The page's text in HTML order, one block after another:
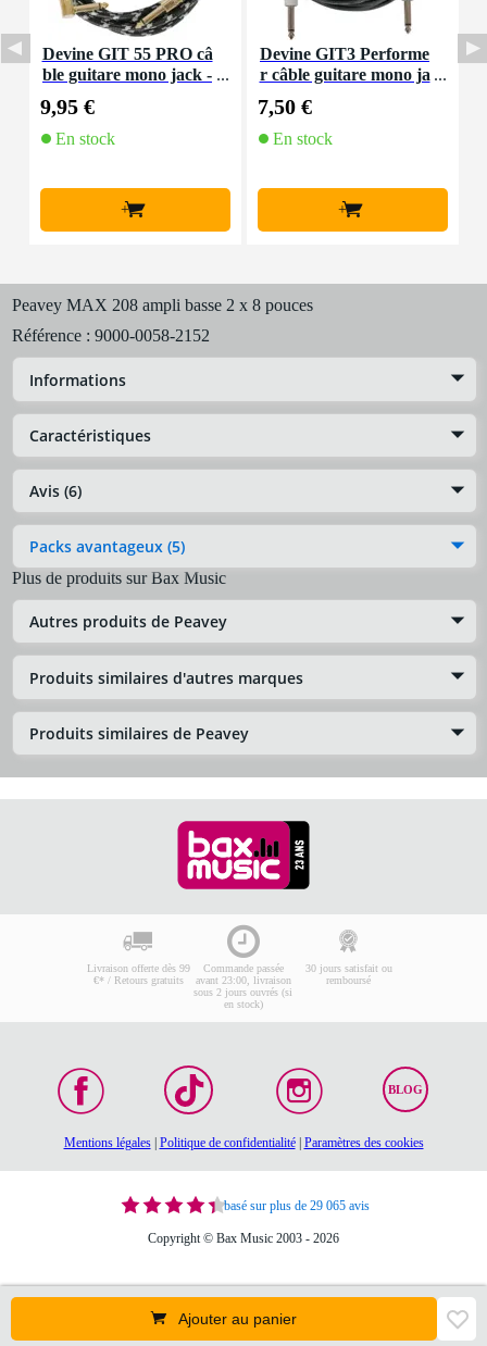
Devine GIT 55 PRO câ
ble guitare mono jack -
9,95 €
En stock
+
Devine GIT3 Performe
r câble guitare mono ja
7,50 €
En stock
+
Peavey MAX 208 ampli basse 2 x 8 pouces
Référence : 9000-0058-2152
Informations
Caractéristiques
Avis (6)
Packs avantageux (5)
Plus de produits sur Bax Music
Autres produits de Peavey
Produits similaires d'autres marques
Produits similaires de Peavey
Ajouter au panier
Livraison offerte dès 99
€* / Retours gratuits
Commande passée
avant 23:00, livraison
sous 2 jours ouvrés (si
en stock)
30 jours satisfait ou
remboursé
BLOG
Mentions légales| Politique de confidentialité| Paramètres des cookies
basé sur plus de 29 065 avis
Copyright © Bax Music 2003 - 2026